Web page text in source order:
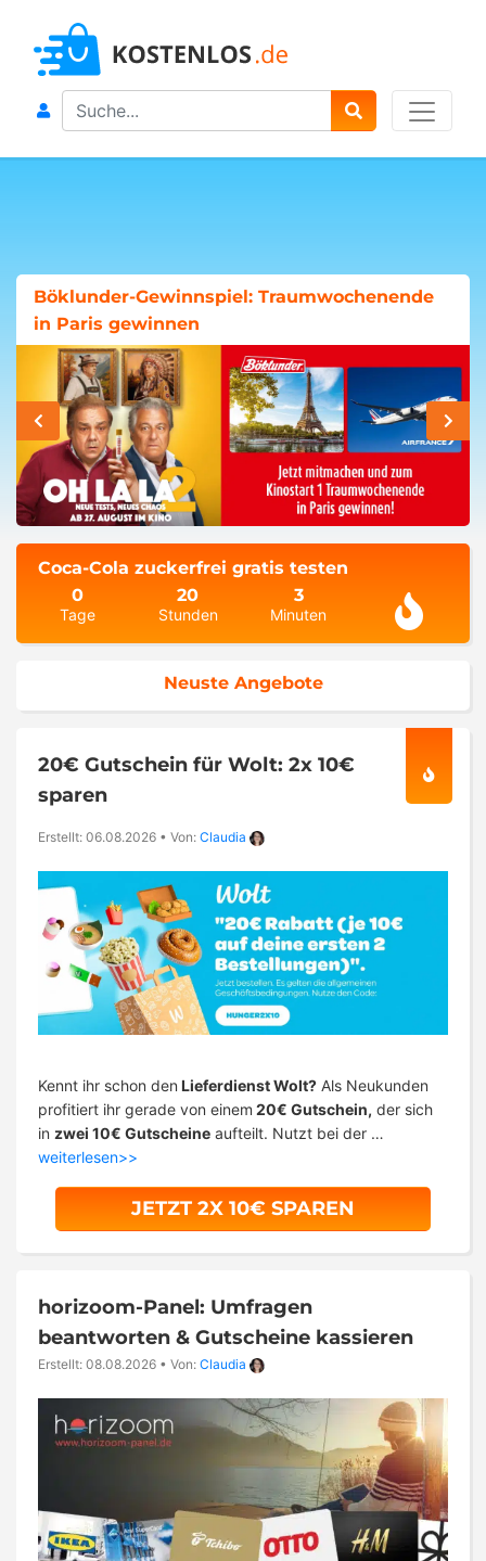
Search
Böklunder-Gewinnspiel: Traumwochenende
in Paris gewinnen
Coca-Cola zuckerfrei gratis testen
0
Tage
20
Stunden
3
Minuten
Neuste Angebote
20€ Gutschein für Wolt: 2x 10€
sparen
Erstellt: 06.08.2026 • Von: Claudia
Kennt ihr schon den Lieferdienst Wolt? Als Neukunden
profitiert ihr gerade von einem 20€ Gutschein, der sich
in zwei 10€ Gutscheine aufteilt. Nutzt bei der …
weiterlesen>>
JETZT 2X 10€ SPAREN
horizoom-Panel: Umfragen
beantworten & Gutscheine kassieren
Erstellt: 08.08.2026 • Von: Claudia